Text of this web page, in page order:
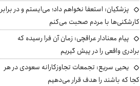
پزشکیان: استعفا نخواهم داد؛ می‌ایستم و در برابر
کارشکنی‌ها با مردم صحبت می‌کنم
پیام معنادار عراقچی: زمان آن فرا رسیده که
برادری واقعی را در پیش گیریم
یحیی سریع: تجمعات تجاوزکارانه سعودی در هر
کجا که باشند را هدف قرار می‌دهیم